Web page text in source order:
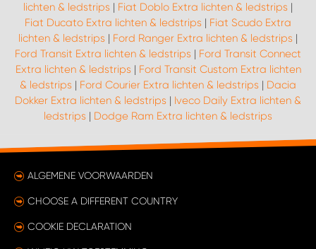
lichten & ledstrips | Fiat Doblo Extra lichten & ledstrips |
Fiat Ducato Extra lichten & ledstrips | Fiat Scudo Extra
lichten & ledstrips | Ford Ranger Extra lichten & ledstrips |
Ford Transit Extra lichten & ledstrips | Ford Transit Connect
Extra lichten & ledstrips | Ford Transit Custom Extra lichten
& ledstrips | Ford Courier Extra lichten & ledstrips | Dacia
Dokker Extra lichten & ledstrips | Iveco Daily Extra lichten &
ledstrips | Dodge Ram Extra lichten & ledstrips
ALGEMENE VOORWAARDEN
CHOOSE A DIFFERENT COUNTRY
COOKIE DECLARATION